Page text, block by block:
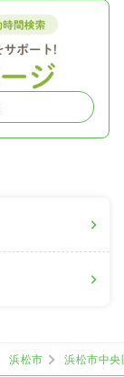
浜松市
浜松市中央